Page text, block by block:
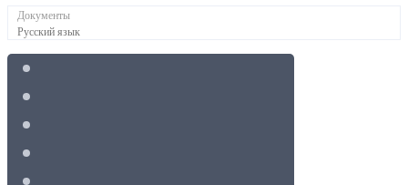
Документы
Русский язык